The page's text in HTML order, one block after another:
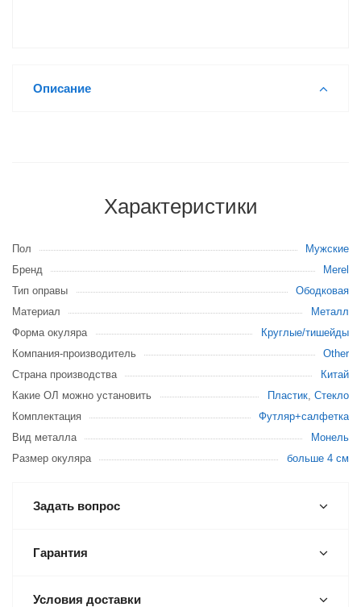
Описание
Характеристики
Пол
Мужские
Бренд
Merel
Тип оправы
Ободковая
Материал
Металл
Форма окуляра
Круглые/тишейды
Компания-производитель
Other
Страна производства
Китай
Какие ОЛ можно установить
Пластик, Стекло
Комплектация
Футляр+салфетка
Вид металла
Монель
Размер окуляра
больше 4 см
Задать вопрос
Гарантия
Условия доставки